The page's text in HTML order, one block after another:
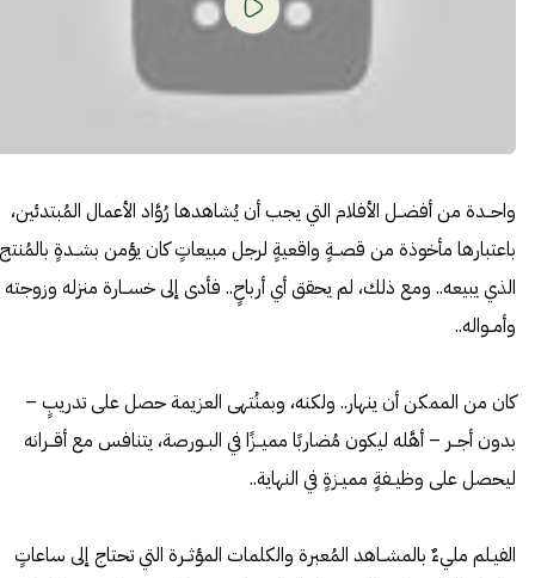
واحــدة من أفضــل الأفلام التي يجب أن يُشاهدها رُوَّاد الأعمال المُبتدئين،
باعتبارها مأخوذة من قصــةٍ واقعيةٍ لرجل مبيعاتٍ كان يؤمن بشــدةٍ بالمُنتج
الذي يبيعه.. ومع ذلك، لم يحقق أي أرباحٍ.. فأدى إلى خســارة منزله وزوجته
وأمــواله..
كان من الممكن أن ينهار.. ولكنه، وبمنُتهى العزيمة حصل على تدريبٍ –
بدون أجــر – أهَّله ليكون مُضاربًا مميــزًا في البــورصة، يتنافس مع أقــرانه
ليحصل على وظيــفةٍ مميـزةٍ في النهاية..
الفيـلم مليءٌ بالمشــاهد المُعبرة والكلمات المؤثــرة التي تحتاج إلى ساعاتٍ